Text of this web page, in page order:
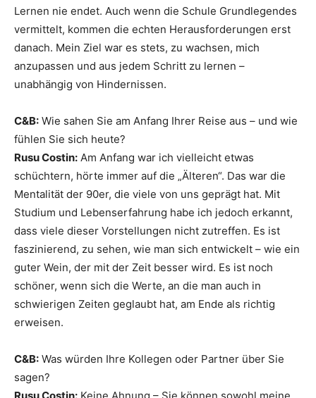
Lernen nie endet. Auch wenn die Schule Grundlegendes
vermittelt, kommen die echten Herausforderungen erst
danach. Mein Ziel war es stets, zu wachsen, mich
anzupassen und aus jedem Schritt zu lernen –
unabhängig von Hindernissen.
C&B: Wie sahen Sie am Anfang Ihrer Reise aus – und wie
fühlen Sie sich heute?
Rusu Costin: Am Anfang war ich vielleicht etwas
schüchtern, hörte immer auf die „Älteren“. Das war die
Mentalität der 90er, die viele von uns geprägt hat. Mit
Studium und Lebenserfahrung habe ich jedoch erkannt,
dass viele dieser Vorstellungen nicht zutreffen. Es ist
faszinierend, zu sehen, wie man sich entwickelt – wie ein
guter Wein, der mit der Zeit besser wird. Es ist noch
schöner, wenn sich die Werte, an die man auch in
schwierigen Zeiten geglaubt hat, am Ende als richtig
erweisen.
C&B: Was würden Ihre Kollegen oder Partner über Sie
sagen?